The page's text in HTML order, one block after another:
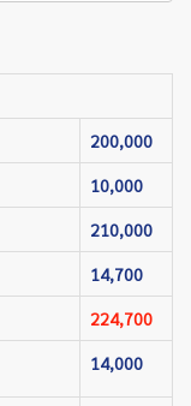
200,000
10,000
210,000
14,700
224,700
14,000